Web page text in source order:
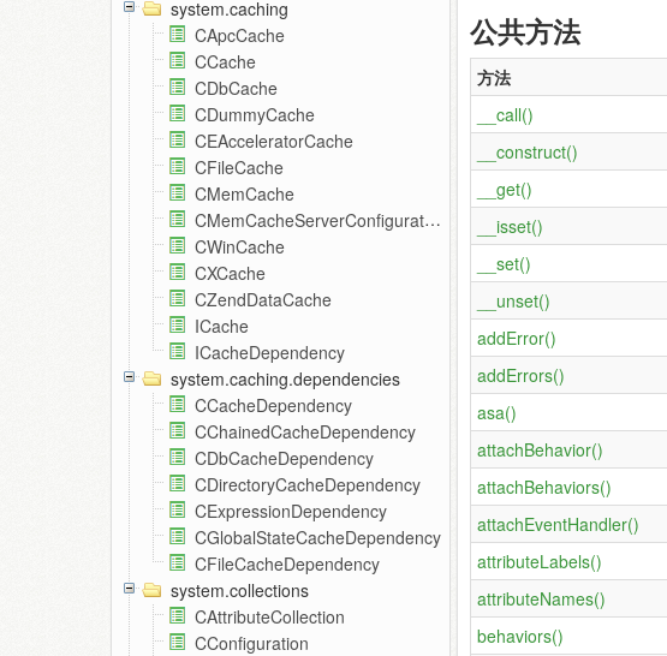
system.caching
CApcCache
CCache
CDbCache
CDummyCache
CEAcceleratorCache
CFileCache
CMemCache
CMemCacheServerConfiguration
CWinCache
CXCache
CZendDataCache
ICache
ICacheDependency
system.caching.dependencies
CCacheDependency
CChainedCacheDependency
CDbCacheDependency
CDirectoryCacheDependency
CExpressionDependency
CGlobalStateCacheDependency
CFileCacheDependency
system.collections
CAttributeCollection
CConfiguration
公共方法
方法
__call()
__construct()
__get()
__isset()
__set()
__unset()
addError()
addErrors()
asa()
attachBehavior()
attachBehaviors()
attachEventHandler()
attributeLabels()
attributeNames()
behaviors()